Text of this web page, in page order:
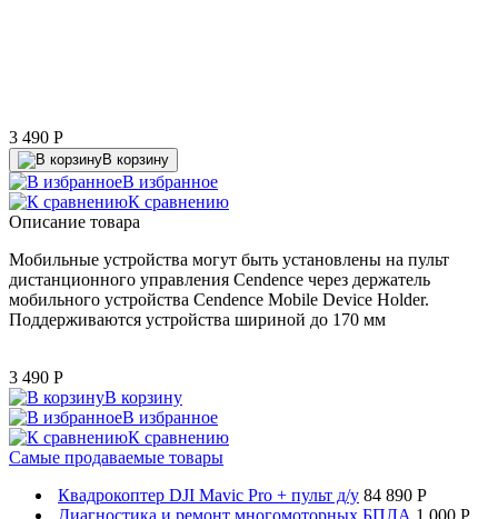
3 490 P
В корзину
В избранное
К сравнению
Описание товара
Мобильные устройства могут быть установлены на пульт
дистанционного управления Cendence через держатель
мобильного устройства Cendence Mobile Device Holder.
Поддерживаются устройства шириной до 170 мм
3 490 P
В корзину
В избранное
К сравнению
Самые продаваемые товары
Квадрокоптер DJI Mavic Pro + пульт д/у 84 890 P
Диагностика и ремонт многомоторных БПЛА 1 000 P